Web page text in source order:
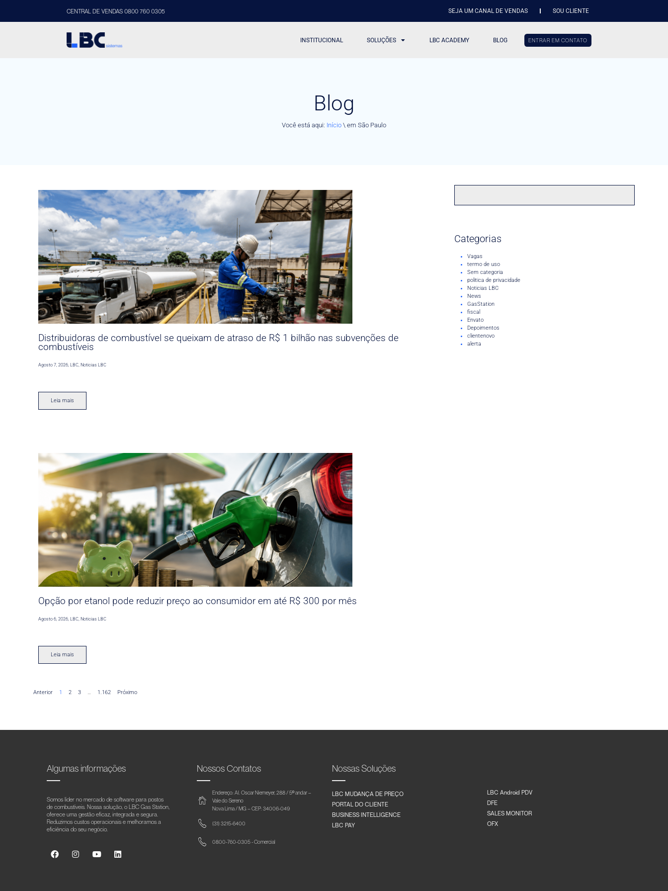
CENTRAL DE VENDAS 0800 760 0305 SEJA UM CANAL DE VENDAS SOU CLIENTE
INSTITUCIONAL SOLUÇÕES LBC ACADEMY BLOG ENTRAR EM CONTATO
Blog
Você está aqui: Início \ em São Paulo
Distribuidoras de combustível se queixam de atraso de R$ 1 bilhão nas subvenções de
combustíveis
Agosto 7, 2026,LBC,Noticias LBC
Leia mais
Opção por etanol pode reduzir preço ao consumidor em até R$ 300 por mês
Agosto 6, 2026 ,LBC Noticias LBC
Leia mais
Anterior 1 2 3 … 1.162 Próximo
Categorias
Vagas
termo de uso
Sem categoria
politica de privacidade
Noticias LBC
News
GasStation
fiscal
Envato
Depoimentos
clientenovo
alerta
Algumas informações
Somos líder no mercado de software para postos
de combustíveis. Nossa solução, o LBC Gas Station,
oferece uma gestão eficaz, integrada e segura.
Reduzimos custos operacionais e melhoramos a
eficiência do seu negócio.
Nossos Contatos
Endereço: Al. Oscar Niemeyer, 288 / 5º andar –
Vale do Sereno
Nova Lima / MG – CEP: 34006-049
(31) 3215-6400
0800-760-0305 - Comercial
Nossas Soluções
LBC MUDANÇA DE PREÇO
PORTAL DO CLIENTE
BUSINESS INTELLIGENCE
LBC PAY
LBC Android PDV
DFE
SALES MONITOR
OFX